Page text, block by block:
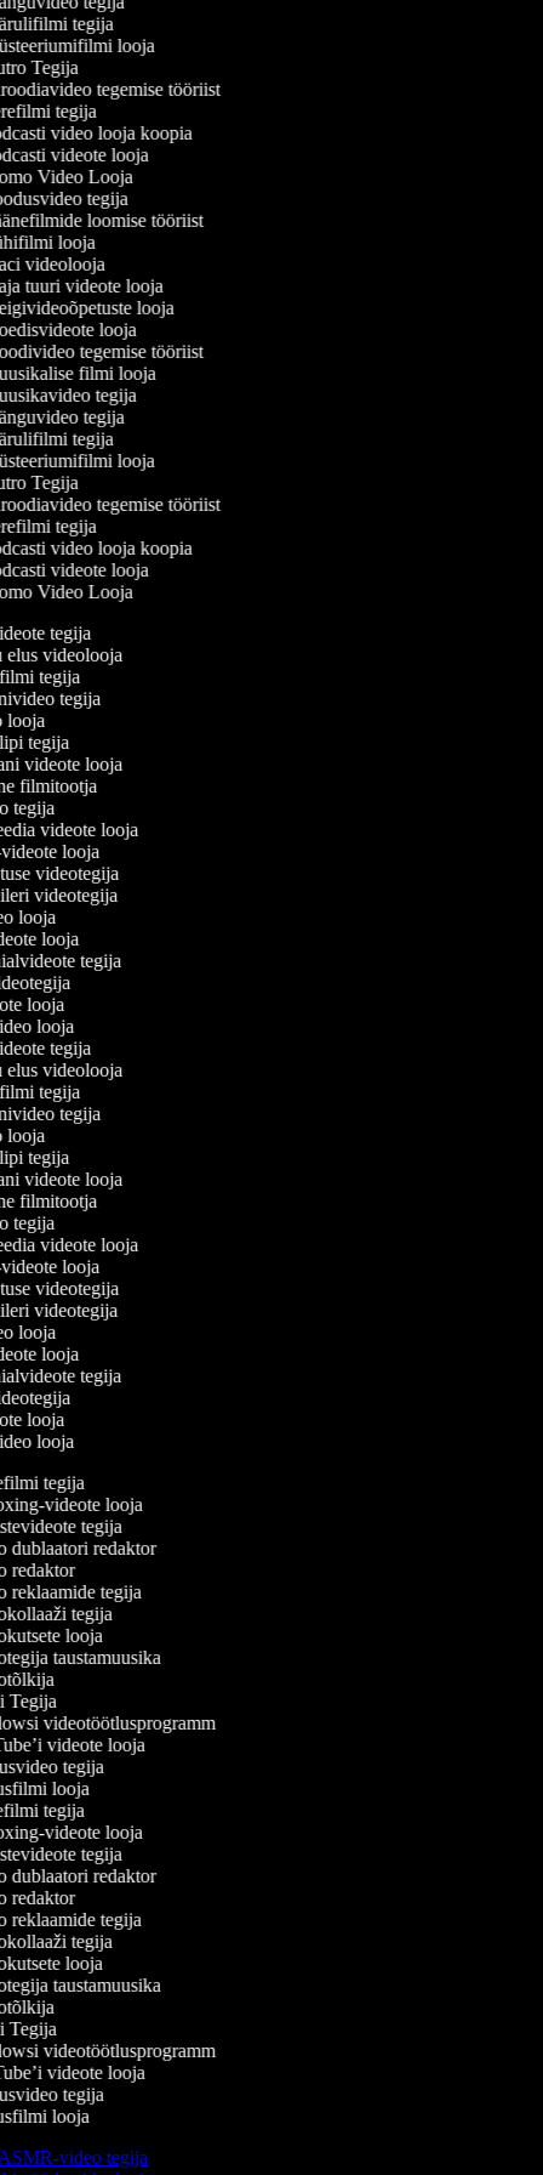
tegija
looja
Tegija
tegemise tööriist
tegija
video looja koopia
videote looja
Video Looja
tegija
loomise tööriist
looja
videolooja
tuuri videote looja
looja
looja
tegemise tööriist
filmi looja
tegija
tegija
tegija
looja
Tegija
tegemise tööriist
tegija
video looja koopia
videote looja
Video Looja
tegija
elus videolooja
tegija
tegija
looja
tegija
videote looja
filmitootja
tegija
videote looja
videote looja
videotegija
videotegija
looja
looja
tegija
looja
looja
tegija
elus videolooja
tegija
tegija
looja
tegija
videote looja
filmitootja
tegija
videote looja
videote looja
videotegija
videotegija
looja
looja
tegija
looja
looja
tegija
videote looja
tegija
redaktor
tegija
tegija
looja
taustamuusika
videotöötlusprogramm
videote looja
tegija
looja
tegija
videote looja
tegija
redaktor
tegija
tegija
looja
taustamuusika
videotöötlusprogramm
videote looja
tegija
looja
video tegija